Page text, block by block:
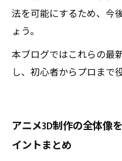
法を可能にするため、今
ょう。
本ブログではこれらの最
し、初心者からプロまで
アニメ3D制作の全体像
イントまとめ